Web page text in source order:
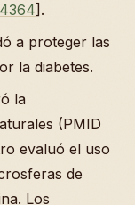
].
a proteger las
la diabetes.
la
(PMID
evaluó el uso
de
Los